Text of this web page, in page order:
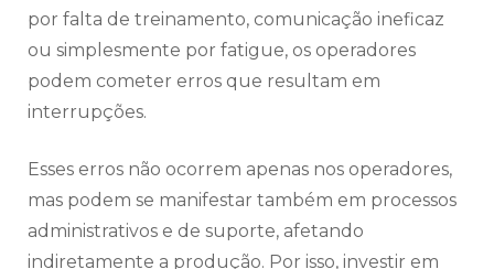
por falta de treinamento, comunicação ineficaz
ou simplesmente por fatigue, os operadores
podem cometer erros que resultam em
interrupções.
Esses erros não ocorrem apenas nos operadores,
mas podem se manifestar também em processos
administrativos e de suporte, afetando
indiretamente a produção. Por isso, investir em